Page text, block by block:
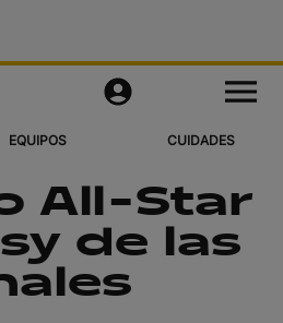
M
u
EQUIPOS CUIDADES
All-Star
de las